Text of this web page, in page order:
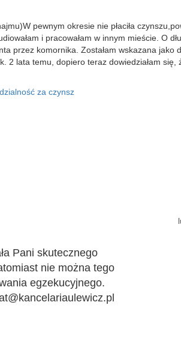
pewnym okresie nie płaciła
i pracowałam w innym mieście. O
przez komornika. Zostałam wskazana jako
2 lata temu, dopiero teraz dowiedziałam się,
za czynsz
Pani skutecznego
nie można tego
egzekucyjnego.